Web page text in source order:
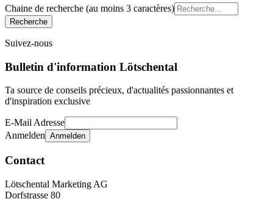
Chaine de recherche (au moins 3 caractères)
Suivez-nous
Bulletin d'information Lötschental
Ta source de conseils précieux, d'actualités passionnantes et
d'inspiration exclusive
E-Mail Adresse
Anmelden
Contact
Lötschental Marketing AG
Dorfstrasse 80